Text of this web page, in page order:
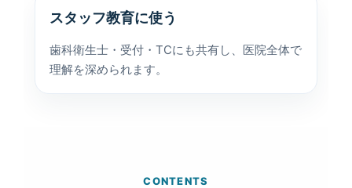
スタッフ教育に使う
歯科衛生士・受付・TCにも共有し、医院全体で
理解を深められます。
CONTENTS